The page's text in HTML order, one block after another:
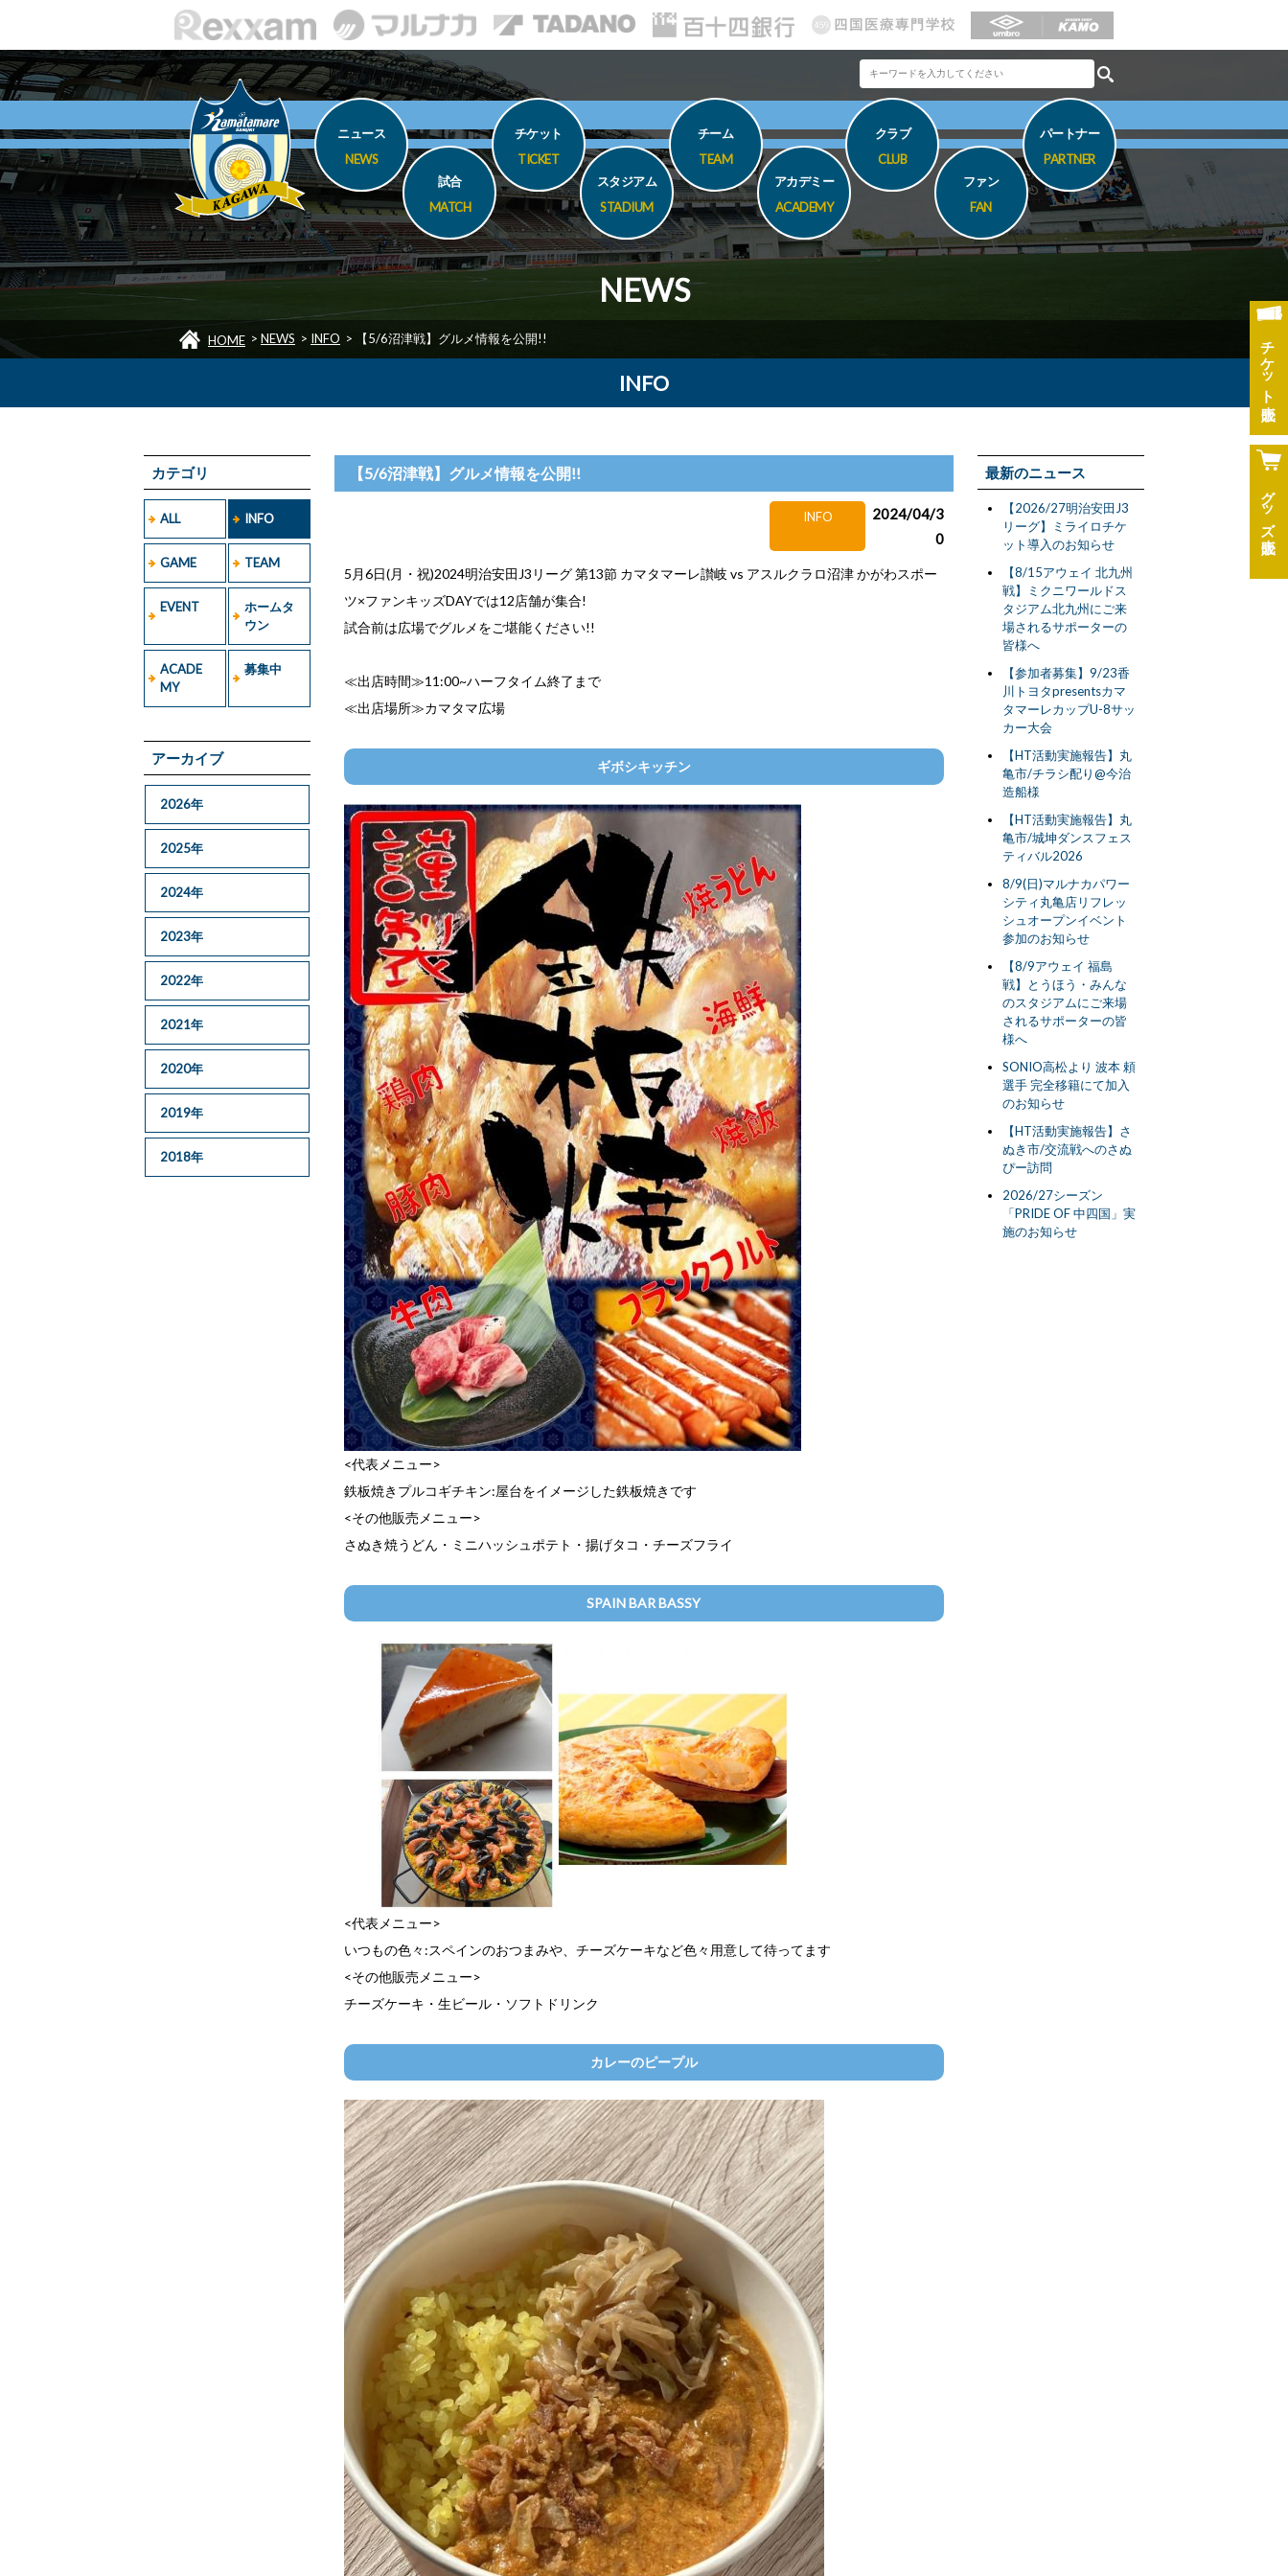
チケット
グッズ
ニュース
NEWS
試合
MATCH
チケット
TICKET
スタジアム
STADIUM
チーム
TEAM
アカデミー
ACADEMY
クラブ
CLUB
ファン
FAN
パートナー
PARTNER
NEWS
HOME > NEWS > INFO > 【5/6沼津戦】グルメ情報を公開!!
INFO
カテゴリ
ALL INFO
GAME TEAM
EVENT
ホームタ
ウン
ACADE
MY
募集中
アーカイブ
2026年
2025年
2024年
2023年
2022年
2021年
2020年
2019年
2018年
【5/6沼津戦】グルメ情報を公開!!
INFO
2024/04/3
0
5月6日(月・祝)2024明治安田J3リーグ 第13節 カマタマーレ讃岐 vs アスルクラロ沼津 かがわスポー
ツ×ファンキッズDAYでは12店舗が集合!
試合前は広場でグルメをご堪能ください!!
≪出店時間≫11:00~ハーフタイム終了まで
≪出店場所≫カマタマ広場
ギボシキッチン
<代表メニュー>
鉄板焼きプルコギチキン:屋台をイメージした鉄板焼きです
<その他販売メニュー>
さぬき焼うどん・ミニハッシュポテト・揚げタコ・チーズフライ
SPAIN BAR BASSY
<代表メニュー>
いつもの色々:スペインのおつまみや、チーズケーキなど色々用意して待ってます
<その他販売メニュー>
チーズケーキ・生ビール・ソフトドリンク
カレーのピープル
最新のニュース
【2026/27明治安田J3
リーグ】ミライロチケ
ット導入のお知らせ
【8/15アウェイ 北九州
戦】ミクニワールドス
タジアム北九州にご来
場されるサポーターの
皆様へ
【参加者募集】9/23香
川トヨタpresentsカマ
タマーレカップU-8サッ
カー大会
【HT活動実施報告】丸
亀市/チラシ配り@今治
造船様
【HT活動実施報告】丸
亀市/城坤ダンスフェス
ティバル2026
8/9(日)マルナカパワー
シティ丸亀店リフレッ
シュオープンイベント
参加のお知らせ
【8/9アウェイ 福島
戦】とうほう・みんな
のスタジアムにご来場
されるサポーターの皆
様へ
SONIO高松より 波本 頼
選手 完全移籍にて加入
のお知らせ
【HT活動実施報告】さ
ぬき市/交流戦へのさぬ
ぴー訪問
2026/27シーズン
「PRIDE OF 中四国」実
施のお知らせ